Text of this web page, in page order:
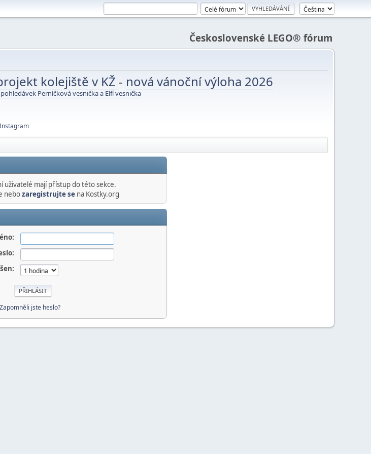
Československé LEGO® fórum
kolejiště v KŽ - nová vánoční výloha 2026
Perníčková vesnička a Elfí vesnička
Instagram
uživatelé mají přístup do této sekce.
nebozaregistrujte sena Kostky.org
Zapomněli jste heslo?